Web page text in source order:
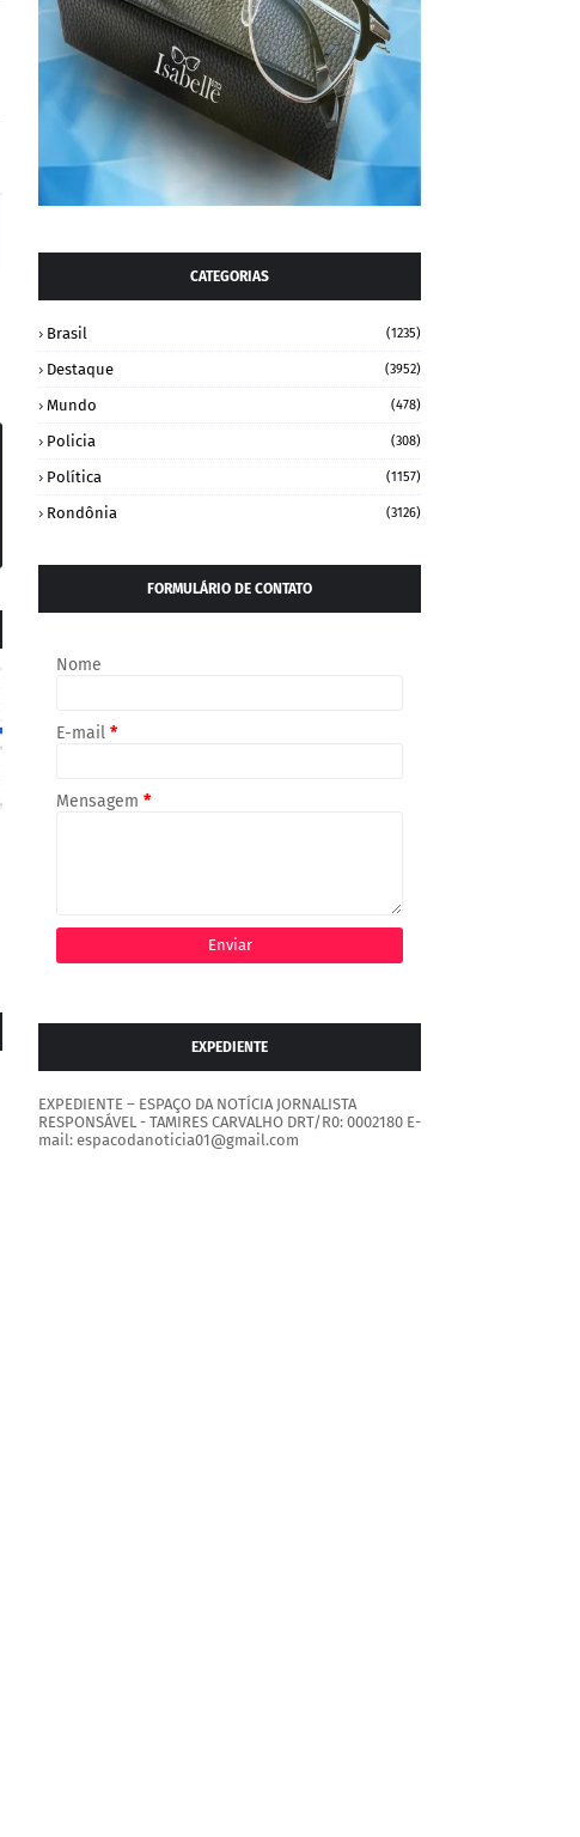
CATEGORIAS
Brasil (1235)
Destaque (3952)
Mundo (478)
Policia (308)
Política (1157)
Rondônia (3126)
FORMULÁRIO DE CONTATO
Nome
E-mail *
Mensagem *
EXPEDIENTE
EXPEDIENTE – ESPAÇO DA NOTÍCIA JORNALISTA
RESPONSÁVEL - TAMIRES CARVALHO DRT/R0: 0002180 E-
mail: espacodanoticia01@gmail.com